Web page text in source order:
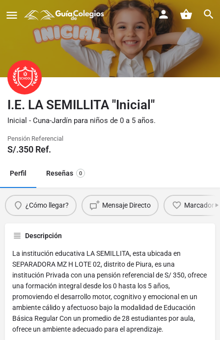
I.E. LA SEMILLITA "Inicial"
Inicial - Cuna-Jardín para niños de 0 a 5 años.
Pensión Referencial
S/.350 Ref.
Perfil Reseñas 0
¿Cómo llegar? Mensaje Directo Marcador
Descripción
La institución educativa LA SEMILLITA, esta ubicada en
SEPARADORA MZ H LOTE 02, distrito de Piura, es una
institución Privada con una pensión referencial de S/ 350, ofrece
una formación integral desde los 0 hasta los 5 años,
promoviendo el desarrollo motor, cognitivo y emocional en un
ambiente cálido y afectuoso bajo la modalidad de Educación
Básica Regular Con un promedio de 28 estudiantes por aula,
ofrece un ambiente adecuado para el aprendizaje.